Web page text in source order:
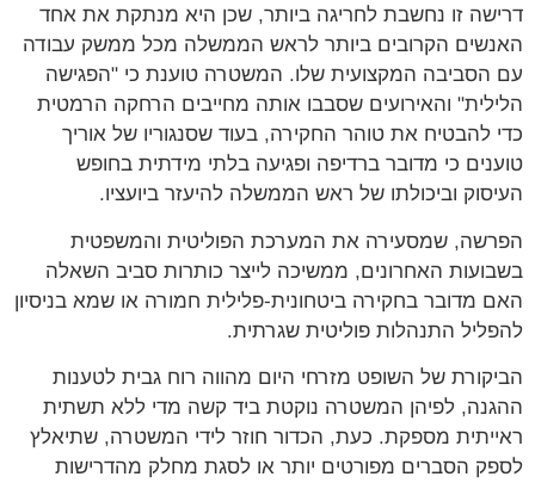
דרישה זו נחשבת לחריגה ביותר, שכן היא מנתקת את אחד
האנשים הקרובים ביותר לראש הממשלה מכל ממשק עבודה
עם הסביבה המקצועית שלו. המשטרה טוענת כי "הפגישה
הלילית" והאירועים שסבבו אותה מחייבים הרחקה הרמטית
כדי להבטיח את טוהר החקירה, בעוד שסנגוריו של אוריך
טוענים כי מדובר ברדיפה ופגיעה בלתי מידתית בחופש
העיסוק וביכולתו של ראש הממשלה להיעזר ביועציו.
הפרשה, שמסעירה את המערכת הפוליטית והמשפטית
בשבועות האחרונים, ממשיכה לייצר כותרות סביב השאלה
האם מדובר בחקירה ביטחונית-פלילית חמורה או שמא בניסיון
להפליל התנהלות פוליטית שגרתית.
הביקורת של השופט מזרחי היום מהווה רוח גבית לטענות
ההגנה, לפיהן המשטרה נוקטת ביד קשה מדי ללא תשתית
ראייתית מספקת. כעת, הכדור חוזר לידי המשטרה, שתיאלץ
לספק הסברים מפורטים יותר או לסגת מחלק מהדרישות